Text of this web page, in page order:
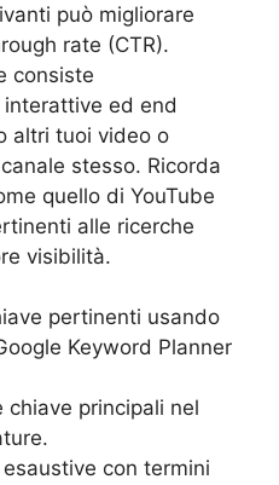
può migliorare
rate (CTR).
consiste
interattive ed end
altri tuoi video o
stesso. Ricorda
quello di YouTube
alle ricerche
visibilità.
pertinenti usando
Keyword Planner
chiave principali nel
con termini